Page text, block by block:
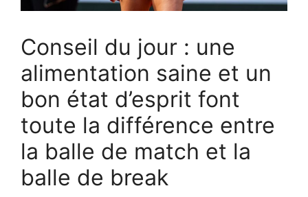
Conseil du jour : une
alimentation saine et un
bon état d’esprit font
toute la différence entre
la balle de match et la
balle de break